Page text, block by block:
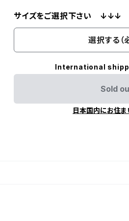
サイズをご選択下さい ↓↓↓
選択する（
International
Sold
日本国内にお住